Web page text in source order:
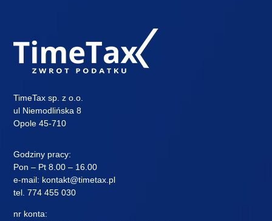
TimeTax sp. z o.o.
ul Niemodlińska 8
Opole 45-710
Godziny pracy:
Pon – Pt 8.00 – 16.00
e-mail: kontakt@timetax.pl
tel.774 455 030
nr konta: